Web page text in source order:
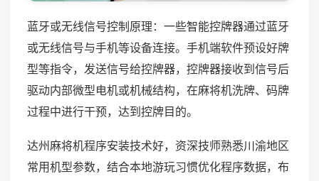
蓝牙或无线信号控制原理：一些智能控牌器通过蓝牙
或无线信号与手机等设备连接。手机端软件预设好牌
型等指令，发送信号给控牌器，控牌器接收到信号后
驱动内部微型电机或机械结构，在麻将机洗牌、码牌
过程中进行干预，达到控牌目的。
达州麻将机程序安装技术好，资深技师熟悉川渝地区
常用机型参数，结合本地游玩习惯优化程序数据，布